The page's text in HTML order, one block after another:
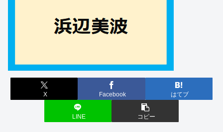
X Facebook はてブ
LINE コピー